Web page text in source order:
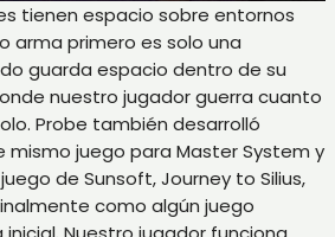
tienen espacio sobre entornos
arma primero es solo una
guarda espacio dentro de su
nuestro jugador guerra cuanto
Probe también desarrolló
mismo juego para Master System y
de Sunsoft, Journey to Silius,
como algún juego